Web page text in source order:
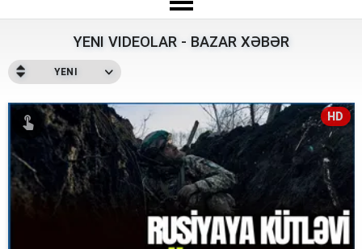
YENI VIDEOLAR - BAZAR XƏBƏR
YENI
HD